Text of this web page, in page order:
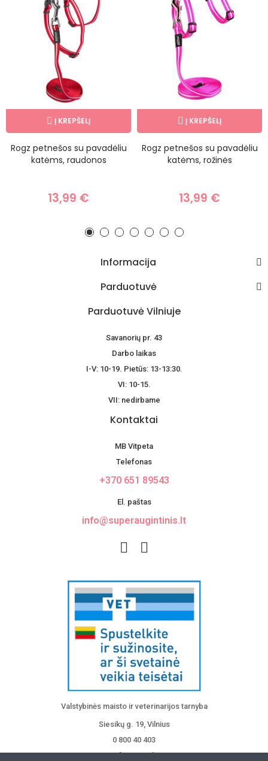
Į KREPŠELĮ
Rogz petnešos su pavadėliu
katėms, raudonos
13,99 €
Į KREPŠELĮ
Rogz petnešos su pavadėliu
katėms, rožinės
13,99 €
Informacija
Parduotuvė
Parduotuvė Vilniuje
Savanorių pr. 43
Darbo laikas
I-V: 10-19. Pietūs: 13-13:30.
VI: 10-15.
VII: nedirbame
Kontaktai
MB Vitpeta
Telefonas
+370 651 89543
El. paštas
info@superaugintinis.lt
Valstybinės maisto ir veterinarijos tarnyba
Siesikų g. 19, Vilnius
0 800 40 403
info@vmvt.lt